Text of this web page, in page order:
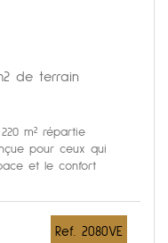
de terrain
m² répartie
pour ceux qui
et le confort
Ref. 2080VE